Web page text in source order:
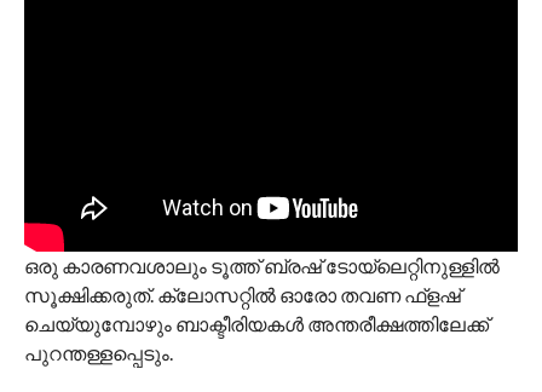
ഒരു കാരണവശാലും ടൂത്ത്‌ ബ്രഷ് ടോയ്‌ലെറ്റിനുള്ളിൽ
സൂക്ഷിക്കരുത്. ക്ലോസറ്റില്‍ ഓരോ തവണ ഫ്‌ളഷ്
ചെയ്യുമ്പോഴും ബാക്ടീരിയകള്‍ അന്തരീക്ഷത്തിലേക്ക്
പുറന്തള്ളപ്പെടും.